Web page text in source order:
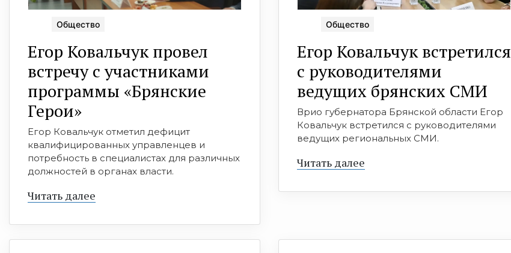
Общество
Егор Ковальчук провел
встречу с участниками
программы «Брянские
Герои»
Егор Ковальчук отметил дефицит
квалифицированных управленцев и
потребность в специалистах для различных
должностей в органах власти.
Читать далее
Общество
Егор Ковальчук встретился
с руководителями
ведущих брянских СМИ
Врио губернатора Брянской области Егор
Ковальчук встретился с руководителями
ведущих региональных СМИ.
Читать далее